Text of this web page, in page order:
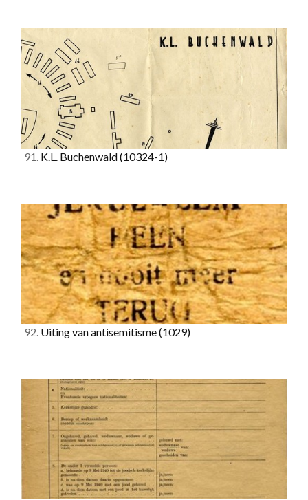
91. K.L. Buchenwald(10324-1)
92. Uiting van antisemitisme(1029)